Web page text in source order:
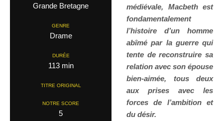
Grande Bretagne
GENRE
Drame
DURÉE
113 min
TITRE ORIGINAL
NOTRE SCORE
5
médiévale, Macbeth est
fondamentalement
l’histoire d’un homme
abîmé par la guerre qui
tente de reconstruire sa
relation avec son épouse
bien-aimée, tous deux
aux prises avec les
forces de l’ambition et
du désir.